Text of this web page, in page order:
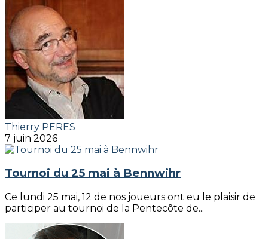
Thierry PERES
7 juin 2026
Tournoi du 25 mai à Bennwihr
Ce lundi 25 mai, 12 de nos joueurs ont eu le plaisir de
participer au tournoi de la Pentecôte de...